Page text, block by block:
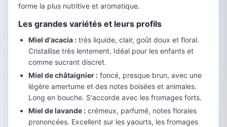
forme la plus nutritive et aromatique.
Les grandes variétés et leurs profils
Miel d'acacia : très liquide, clair, goût doux et floral.
Cristallise très lentement. Idéal pour les enfants et
comme sucrant discret.
Miel de châtaignier : foncé, presque brun, avec une
légère amertume et des notes boisées et animales.
Long en bouche. S'accorde avec les fromages forts.
Miel de lavande : crémeux, parfumé, notes florales
prononcées. Excellent sur les yaourts, les fromages